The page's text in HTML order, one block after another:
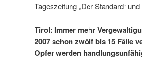
Tageszeitung „Der Standard“
Tirol: Immer mehr
2007 schon zwölf bis 15 Fälle
Opfer werden